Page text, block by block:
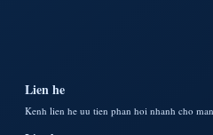
Lien he
Kenh lien he uu tien phan hoi nhanh cho